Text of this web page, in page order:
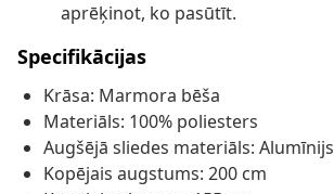
aprēķinot, ko pasūtīt.
Specifikācijas
Krāsa: Marmora bēša
Materiāls: 100% poliesters
Augšējā sliedes materiāls: Alumīnijs
Kopējais augstums: 200 cm